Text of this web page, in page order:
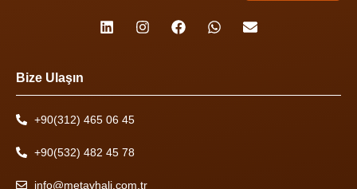
Bize Ulaşın
+90(312) 465 06 45
+90(532) 482 45 78
info@metavhali.com.tr